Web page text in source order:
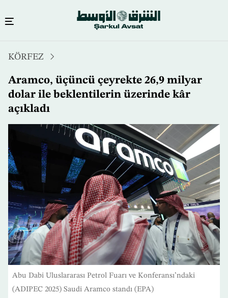
içeriğe
atla
KÖRFEZ
Aramco, üçüncü çeyrekte 26,9 milyar
dolar ile beklentilerin üzerinde kâr
açıkladı
Abu Dabi Uluslararası Petrol Fuarı ve Konferansı’ndaki
(ADIPEC 2025) Saudi Aramco standı (EPA)